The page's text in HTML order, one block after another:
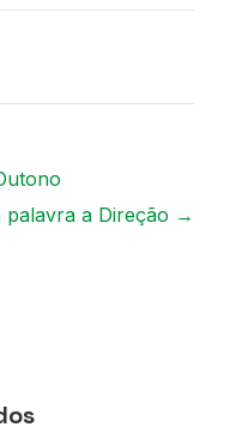
palavra a Direção →